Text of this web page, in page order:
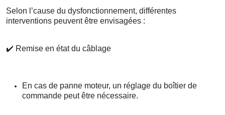
Selon l’cause du dysfonctionnement, différentes
interventions peuvent être envisagées :
✔️ Remise en état du câblage
En cas de panne moteur, un réglage du boîtier de
commande peut être nécessaire.